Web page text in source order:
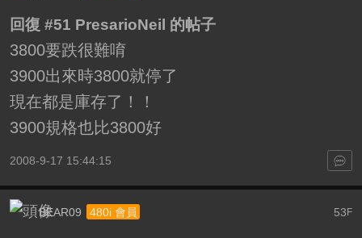
回復 #51 PresarioNeil 的帖子
3800要跌很難唷
3900出來時3800就停了
現在都是庫存了！！
3900規格也比3800好
2008-9-17 15:44:15
53F
BEAR09 480i 會員